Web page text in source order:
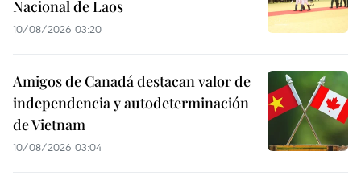
Nacional de Laos
10/08/2026 03:20
Amigos de Canadá destacan valor de
independencia y autodeterminación
de Vietnam
10/08/2026 03:04